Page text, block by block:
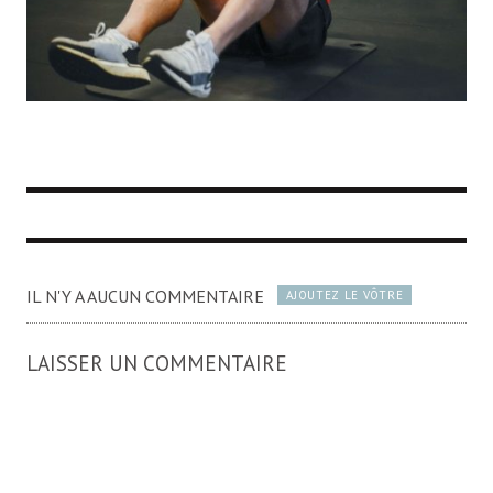
IL N'Y A AUCUN COMMENTAIRE AJOUTEZ LE VÔTRE
LAISSER UN COMMENTAIRE